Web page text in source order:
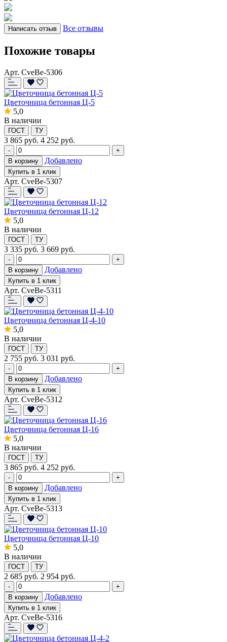
Написать отзыв Все отзывы
Похожие товары
Арт. CveBe-5306
Цветочница бетонная Ц-5
5,0
В наличии
ГОСТ ТУ
3 865 руб. 4 252 руб.
-
+
В корзину
Добавлено
Купить в 1 клик
Арт. CveBe-5307
Цветочница бетонная Ц-12
5,0
В наличии
ГОСТ ТУ
3 335 руб. 3 669 руб.
-
+
В корзину
Добавлено
Купить в 1 клик
Арт. CveBe-5311
Цветочница бетонная Ц-4-10
5,0
В наличии
ГОСТ ТУ
2 755 руб. 3 031 руб.
-
+
В корзину
Добавлено
Купить в 1 клик
Арт. CveBe-5312
Цветочница бетонная Ц-16
5,0
В наличии
ГОСТ ТУ
3 865 руб. 4 252 руб.
-
+
В корзину
Добавлено
Купить в 1 клик
Арт. CveBe-5313
Цветочница бетонная Ц-10
5,0
В наличии
ГОСТ ТУ
2 685 руб. 2 954 руб.
-
+
В корзину
Добавлено
Купить в 1 клик
Арт. CveBe-5316